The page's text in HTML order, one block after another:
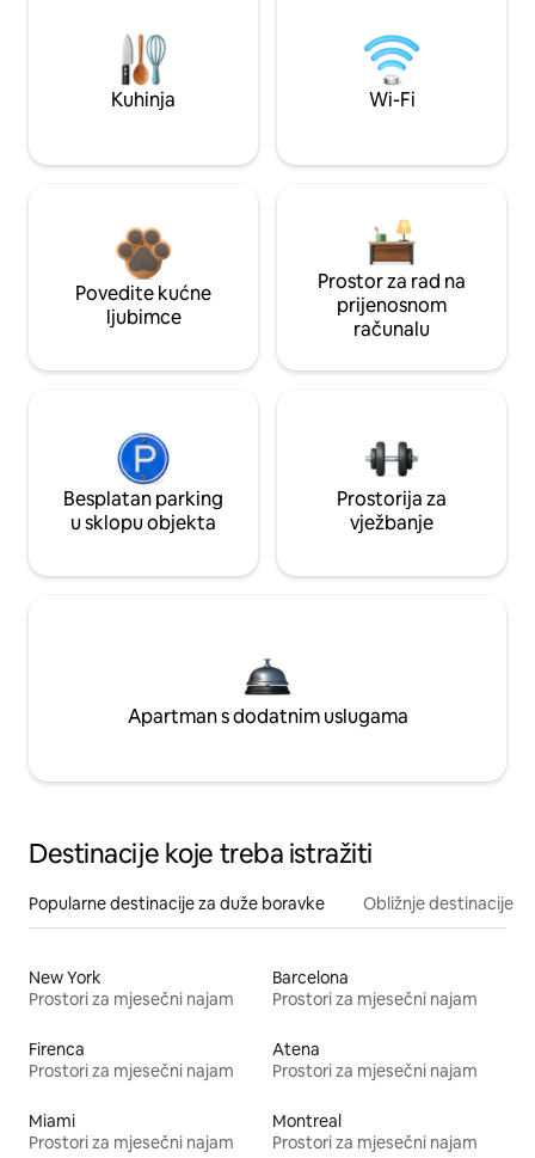
Kuhinja Wi-Fi
Povedite kućne
ljubimce
Prostor za rad na
prijenosnom
računalu
Besplatan parking
u sklopu objekta
Prostorija za
vježbanje
Apartman s dodatnim uslugama
Destinacije koje treba istražiti
Popularne destinacije za duže boravke Obližnje destinacije
New York
Prostori za mjesečni najam
Barcelona
Prostori za mjesečni najam
Firenca
Prostori za mjesečni najam
Atena
Prostori za mjesečni najam
Miami
Prostori za mjesečni najam
Montreal
Prostori za mjesečni najam